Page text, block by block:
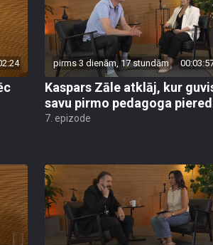
pirms 3 dienām, 17 stundām
Kaspars Zāle atklāj, kur
savu pirmo pedagoga
7. epizode